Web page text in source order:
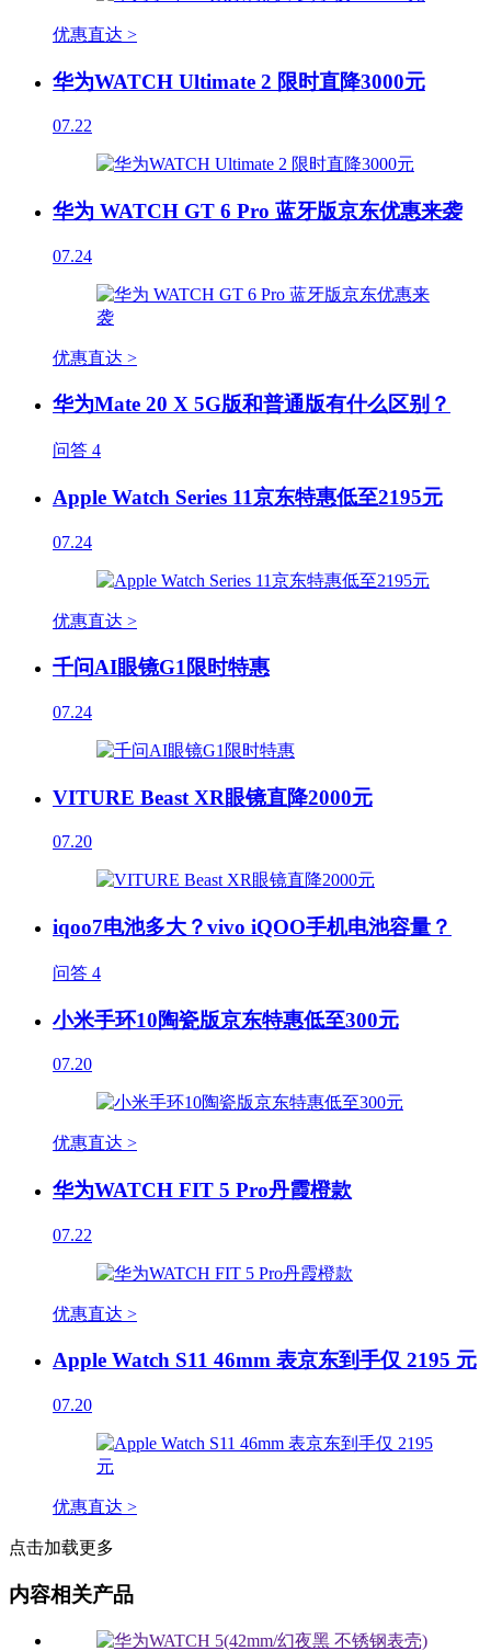
优惠直达 >
华为WATCH Ultimate 2 限时直降3000元
07.22
华为 WATCH GT 6 Pro 蓝牙版京东优惠来袭
07.24
优惠直达 >
华为Mate 20 X 5G版和普通版有什么区别？
问答 4
Apple Watch Series 11京东特惠低至2195元
07.24
优惠直达 >
千问AI眼镜G1限时特惠
07.24
VITURE Beast XR眼镜直降2000元
07.20
iqoo7电池多大？vivo iQOO手机电池容量？
问答 4
小米手环10陶瓷版京东特惠低至300元
07.20
优惠直达 >
华为WATCH FIT 5 Pro丹霞橙款
07.22
优惠直达 >
Apple Watch S11 46mm 表京东到手仅 2195 元
07.20
优惠直达 >
点击加载更多
内容相关产品